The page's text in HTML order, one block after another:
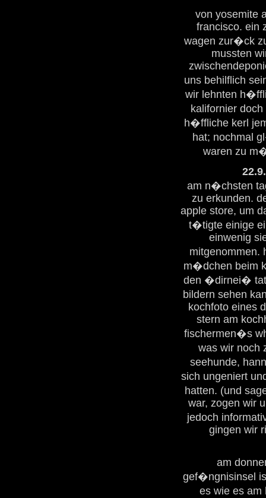
von yosemite
francisco. ein
wagen zur�ck
mussten
uns behilflich
wir lehnten
kalifornier
h�ffliche kerl
hat; nochmal
waren zu
am n�chsten
zu erkunden.
apple store, um
t�tigte einige
einwenig
mitgenommen.
m�dchen beim
den �dirnei�
bildern sehen
kochfoto eines
stern am
fischermen�s
was wir noch
seehunde,
sich ungeniert
hatten. (und
war, zogen wir
jedoch
gingen wir
am
gef�ngnisinsel
es wie es